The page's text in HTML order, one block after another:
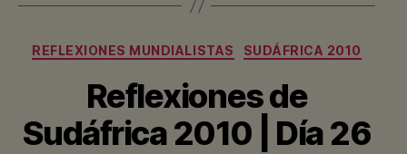
Categorías
REFLEXIONES MUNDIALISTAS SUDÁFRICA 2010
Reflexiones de
Sudáfrica 2010 | Día 26